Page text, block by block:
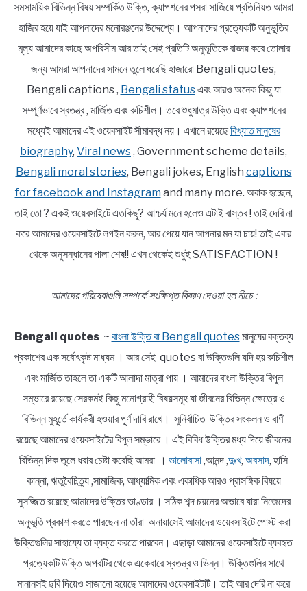
সমসাময়িক বিভিন্ন বিষয় সম্পর্কিত উক্তি, ক্যাপশনের পসরা সাজিয়ে প্রতিনিয়ত আমরা
হাজির হয়ে যাই আপনাদের মনোরঞ্জনের উদ্দেশ্যে। আপনাদের প্রত্যেকটি অনুভূতির
মূল্য আমাদের কাছে অপরিসীম আর তাই সেই প্রতিটি অনুভূতিকে বাঙ্ময় করে তোলার
জন্য আমরা আপনাদের সামনে তুলে ধরেছি হাজারো Bengali quotes,
Bengali captions , Bengali statusএবং আরও অনেক কিছু যা
সম্পূর্ণভাবে স্বতন্ত্র , মার্জিত এবং রুচিশীল। তবে শুধুমাত্র উক্তি এবং ক্যাপশনের
মধ্যেই আমাদের এই ওয়েবসাইট সীমাবদ্ধ নয়। এখানে রয়েছেবিখ্যাত মানুষের
biography, Viral news, Government scheme details,
Bengali moral stories, Bengali jokes, English captions
for facebook and Instagram and many more. অবাক হচ্ছেন,
তাই তো ? একই ওয়েবসাইটে এতকিছু? আশ্চর্য মনে হলেও এটাই বাস্তব ! তাই দেরি না
করে আমাদের ওয়েবসাইটে লগইন করুন, আর পেয়ে যান আপনার মন যা চায়! তাই এবার
থেকে অনুসন্ধানের পালা শেষ!! এখন থেকেই শুধুই SATISFACTION !
আমাদের পরিষেবাগুলি সম্পর্কে সংক্ষিপ্ত বিবরণ দেওয়া হল নীচে :
Bengali quotes~ বাংলা উক্তি বা Bengali quotesমানুষের বক্তব্য
প্রকাশের এক সর্বোৎকৃষ্ট মাধ্যম । আর সেই quotes বা উক্তিগুলি যদি হয় রুচিশীল
এবং মার্জিত তাহলে তা একটি আলাদা মাত্রা পায় । আমাদের বাংলা উক্তির বিপুল
সম্ভারে রয়েছে সেরকমই কিছু মনোগ্রাহী বিষয়সমূহ যা জীবনের বিভিন্ন ক্ষেত্রে ও
বিভিন্ন মুহূর্তে কার্যকরী হওয়ার পূর্ণ দাবি রাখে। সুনির্বাচিত উক্তির সংকলন ও বাণী
রয়েছে আমাদের ওয়েবসাইটের বিপুল সম্ভারে । এই বিবিধ উক্তির মধ্য দিয়ে জীবনের
বিভিন্ন দিক তুলে ধরার চেষ্টা করেছি আমরা । ভালোবাসা,আনন্দ ,দুঃখ, অবসাদ, হাসি
কান্না, ঋতুবৈচিত্র্য ,সামাজিক, আধ্যাত্মিক এবং একাধিক আরও প্রাসঙ্গিক বিষয়ে
সুসজ্জিত রয়েছে আমাদের উক্তির ভাণ্ডার । সঠিক শব্দ চয়নের অভাবে যারা নিজেদের
অনুভূতি প্রকাশ করতে পারছেন না তাঁরা অনায়াসেই আমাদের ওয়েবসাইটে পোস্ট করা
উক্তিগুলির সাহায্যে তা ব্যক্ত করতে পারবেন। এছাড়া আমাদের ওয়েবসাইটে ব্যবহৃত
প্রত্যেকটি উক্তি অপরটির থেকে একেবারে স্বতন্ত্র ও ভিন্ন। উক্তিগুলির সাথে
মানানসই ছবি দিয়েও সাজানো হয়েছে আমাদের ওয়েবসাইটটি। তাই আর দেরি না করে